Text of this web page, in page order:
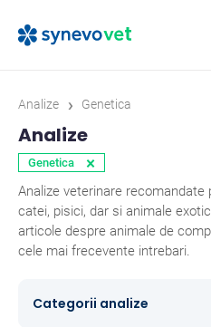
Analize › Genetica
Analize
Genetica ×
Analize veterinare recomandate
catei, pisici, dar si animale
articole despre animale de
cele mai frecevente intrebari.
Categorii analize